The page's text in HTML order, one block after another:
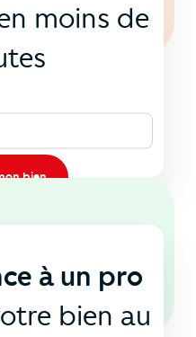
moins de
bien
à un pro
bien au